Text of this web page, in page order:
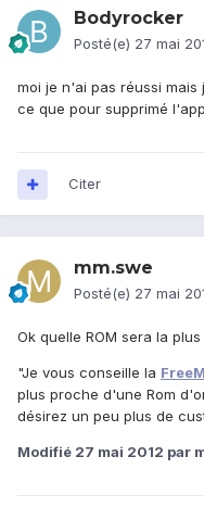
Bodyrocker
Posté(e) 27 mai
moi je n'ai pas réussi mais
ce que pour supprimé
Citer
mm.swe
Posté(e) 27 mai
Ok quelle ROM sera la
"Je vous conseille la
plus proche d'une Rom
désirez un peu plus de
Modifié 27 mai 2012 par